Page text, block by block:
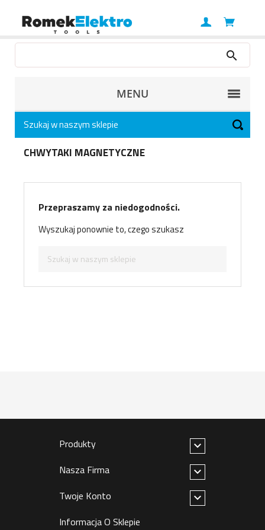
MENU
CHWYTAKI MAGNETYCZNE
Przepraszamy za niedogodności.
Wyszukaj ponownie to, czego szukasz
Produkty

Nasza Firma

Twoje Konto

Informacja O Sklepie